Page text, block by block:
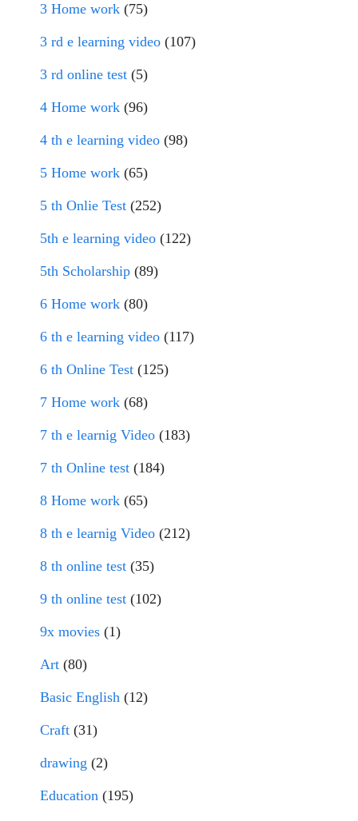
3 Home work (75)
3 rd e learning video (107)
3 rd online test (5)
4 Home work (96)
4 th e learning video (98)
5 Home work (65)
5 th Onlie Test (252)
5th e learning video (122)
5th Scholarship (89)
6 Home work (80)
6 th e learning video (117)
6 th Online Test (125)
7 Home work (68)
7 th e learnig Video (183)
7 th Online test (184)
8 Home work (65)
8 th e learnig Video (212)
8 th online test (35)
9 th online test (102)
9x movies (1)
Art (80)
Basic English (12)
Craft (31)
drawing (2)
Education (195)